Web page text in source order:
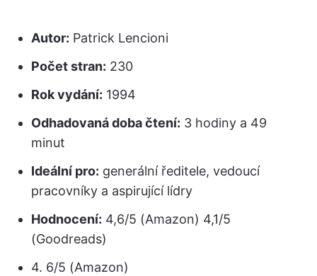
Autor: Patrick Lencioni
Počet stran: 230
Rok vydání: 1994
Odhadovaná doba čtení: 3 hodiny a 49
minut
Ideální pro: generální ředitele, vedoucí
pracovníky a aspirující lídry
Hodnocení: 4,6/5 (Amazon) 4,1/5
(Goodreads)
4. 6/5 (Amazon)